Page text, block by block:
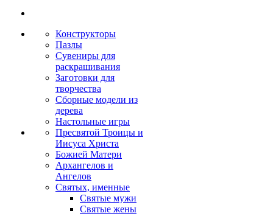
Конструкторы
Пазлы
Сувениры для
раскрашивания
Заготовки для
творчества
Сборные модели из
дерева
Настольные игры
Пресвятой Троицы и
Иисуса Христа
Божией Матери
Архангелов и
Ангелов
Святых, именные
Святые мужи
Святые жены